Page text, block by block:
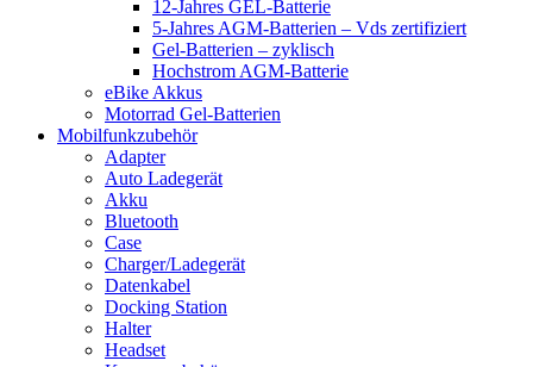
12-Jahres GEL-Batterie
5-Jahres AGM-Batterien – Vds zertifiziert
Gel-Batterien – zyklisch
Hochstrom AGM-Batterie
eBike Akkus
Motorrad Gel-Batterien
Mobilfunkzubehör
Adapter
Auto Ladegerät
Akku
Bluetooth
Case
Charger/Ladegerät
Datenkabel
Docking Station
Halter
Headset